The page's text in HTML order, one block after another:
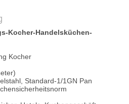
Kocher-Handelsküchen-
Kocher
Standard-1/1GN Pan